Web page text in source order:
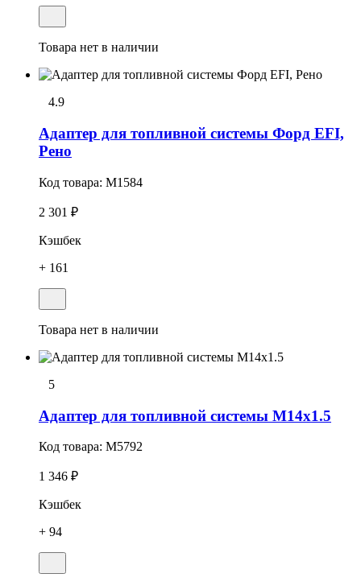
Товара нет в наличии
4.9
Адаптер для топливной системы Форд EFI,
Рено
Код товара: M1584
2 301 ₽
Кэшбек
+ 161
Товара нет в наличии
5
Адаптер для топливной системы М14х1.5
Код товара: M5792
1 346 ₽
Кэшбек
+ 94